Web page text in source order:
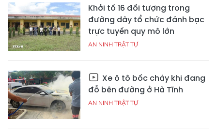
Khởi tố 16 đối tượng trong
đường dây tổ chức đánh bạc
trực tuyến quy mô lớn
AN NINH TRẬT TỰ
Xe ô tô bốc cháy khi đang
đỗ bên đường ở Hà Tĩnh
AN NINH TRẬT TỰ